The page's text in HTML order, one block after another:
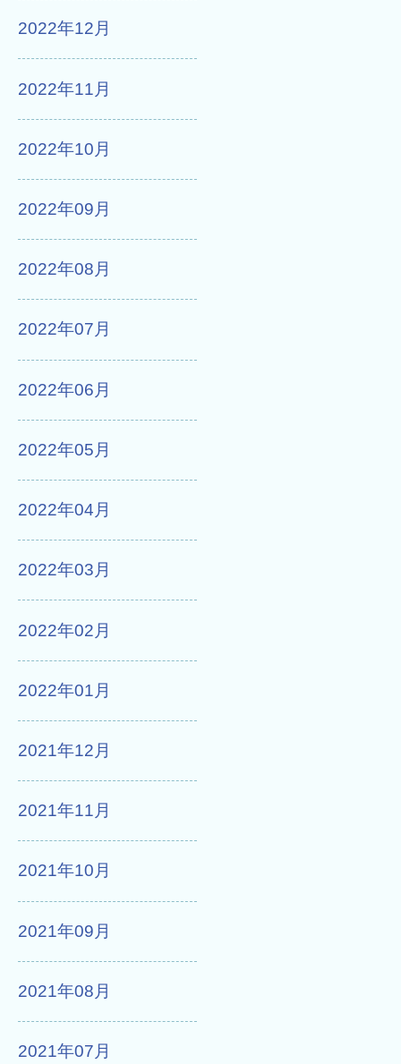
2022年12月
2022年11月
2022年10月
2022年09月
2022年08月
2022年07月
2022年06月
2022年05月
2022年04月
2022年03月
2022年02月
2022年01月
2021年12月
2021年11月
2021年10月
2021年09月
2021年08月
2021年07月